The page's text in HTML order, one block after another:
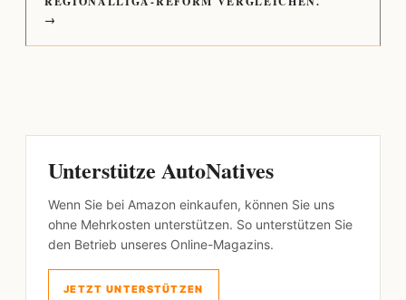
→
Unterstütze AutoNatives
Wenn Sie bei Amazon einkaufen, können Sie uns
ohne Mehrkosten unterstützen. So unterstützen Sie
den Betrieb unseres Online-Magazins.
JETZT UNTERSTÜTZEN